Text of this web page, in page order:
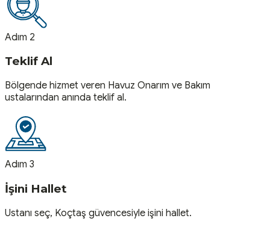
Adım 2
Teklif Al
Bölgende hizmet veren Havuz Onarım ve Bakım
ustalarından anında teklif al.
Adım 3
İşini Hallet
Ustanı seç, Koçtaş güvencesiyle işini hallet.